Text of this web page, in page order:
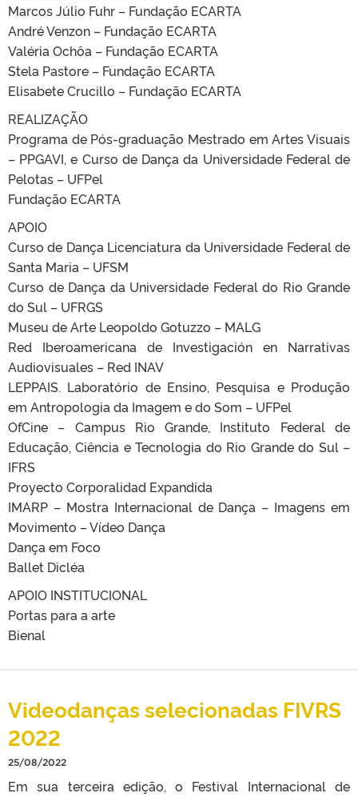
Marcos Júlio Fuhr – Fundação ECARTA
André Venzon – Fundação ECARTA
Valéria Ochôa – Fundação ECARTA
Stela Pastore – Fundação ECARTA
Elisabete Crucillo – Fundação ECARTA
REALIZAÇÃO
Programa de Pós-graduação Mestrado em Artes Visuais
– PPGAVI, e Curso de Dança da Universidade Federal de
Pelotas – UFPel
Fundação ECARTA
APOIO
Curso de Dança Licenciatura da Universidade Federal de
Santa Maria – UFSM
Curso de Dança da Universidade Federal do Rio Grande
do Sul – UFRGS
Museu de Arte Leopoldo Gotuzzo – MALG
Red Iberoamericana de Investigación en Narrativas
Audiovisuales – Red INAV
LEPPAIS. Laboratório de Ensino, Pesquisa e Produção
em Antropologia da Imagem e do Som – UFPel
OfCine – Campus Rio Grande, Instituto Federal de
Educação, Ciência e Tecnologia do Rio Grande do Sul –
IFRS
Proyecto Corporalidad Expandida
IMARP – Mostra Internacional de Dança – Imagens em
Movimento – Vídeo Dança
Dança em Foco
Ballet Dicléa
APOIO INSTITUCIONAL
Portas para a arte
Bienal
Videodanças selecionadas FIVRS
2022
25/08/2022
Em sua terceira edição, o Festival Internacional de